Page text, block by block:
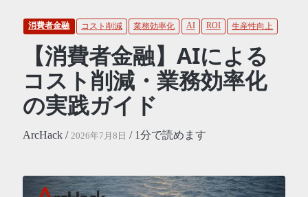
消費者金融 コスト削減 業務効率化 AI ROI 生産性向上
【消費者金融】AIによる
コスト削減・業務効率化
の実践ガイド
ArcHack / 2026年7月8日 / 1分で読めます